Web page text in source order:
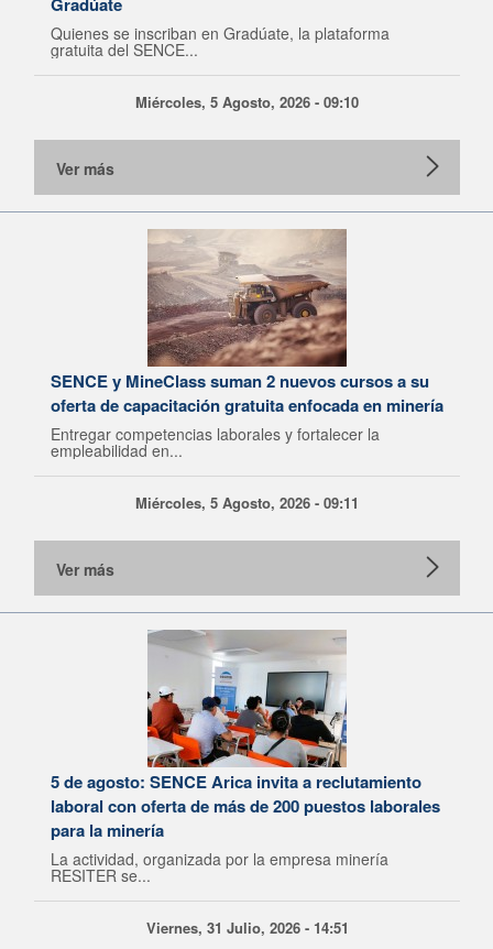
Quienes se inscriban en Gradúate, la plataforma
gratuita del SENCE...
Miércoles, 5 Agosto, 2026 - 09:10
Ver más
SENCE y MineClass suman 2 nuevos cursos a su
oferta de capacitación gratuita enfocada en minería
Entregar competencias laborales y fortalecer la
empleabilidad en...
Miércoles, 5 Agosto, 2026 - 09:11
Ver más
5 de agosto: SENCE Arica invita a reclutamiento
laboral con oferta de más de 200 puestos laborales
para la minería
La actividad, organizada por la empresa minería
RESITER se...
Viernes, 31 Julio, 2026 - 14:51